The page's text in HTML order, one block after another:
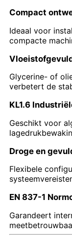
Drukmeter
Glow In The
Compact
Ideaal voor
compacte
Glycerine- of
verbetert de
KL1.6
Geschikt voor
Droge en
Flexibele
EN 837-1
Garandeert